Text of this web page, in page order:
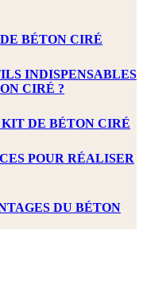
BÉTON CIRÉ
INDISPENSABLES
CIRÉ ?
DE BÉTON CIRÉ
POUR RÉALISER
DU BÉTON